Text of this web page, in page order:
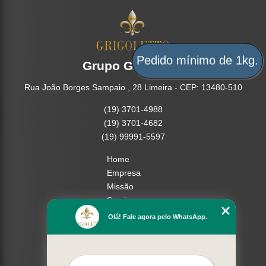
Grupo Grigoletto
Rua João Borges Sampaio , 28 Limeira - CEP: 13480-510
(19) 3701-4988
(19) 3701-4682
(19) 99991-5597
Home
Empresa
Missão
Serviços
Contato
Olá! Fale agora pelo WhatsApp.
Pedido mínimo de 1kg.